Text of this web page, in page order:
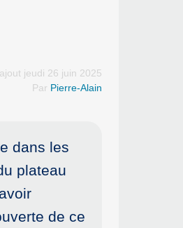
jeudi 26 juin 2025
Par Pierre-Alain
dans les
plateau
de ce